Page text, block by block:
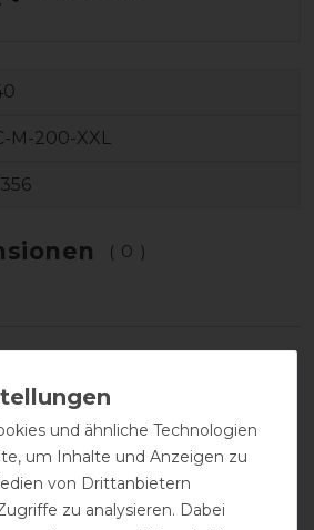
M-200-XXL
(0)
0
0
0
und ähnliche Technologien
um Inhalte und Anzeigen zu
von Drittanbietern
zu analysieren. Dabei